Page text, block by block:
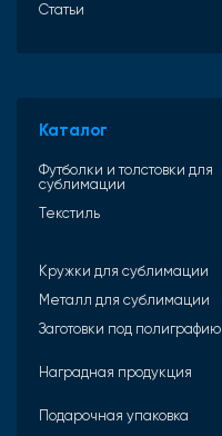
Статьи
Каталог
Футболки и толстовки для
сублимации
Текстиль
Кружки для сублимации
Металл для сублимации
Заготовки под полиграфию
Наградная продукция
Подарочная упаковка